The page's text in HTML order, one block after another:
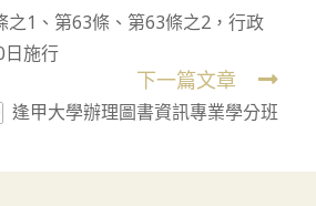
之1、第63條、第63條之2，行政
日施行
下一篇文章
逢甲大學辦理圖書資訊專業學分班